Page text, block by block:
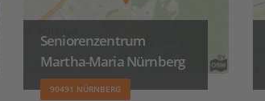
Seniorenzentrum
Martha-Maria Nürnberg
90491 NÜRNBERG